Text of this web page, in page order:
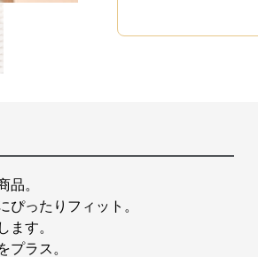
品。
ったりフィット。
ます。
プラス。